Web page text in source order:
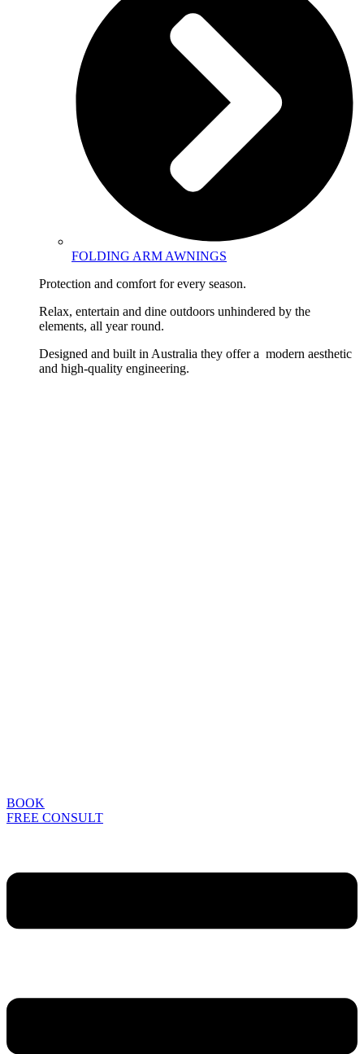
FOLDING ARM AWNINGS
Protection and comfort for every season.
Relax, entertain and dine outdoors unhindered by the
elements, all year round.
Designed and built in Australia they offer a modern aesthetic
and high-quality engineering.
BOOK
FREE CONSULT